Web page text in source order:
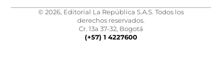
© 2026, Editorial La República S.A.S. Todos los
derechos reservados.
Cr. 13a 37-32, Bogotá
(+57) 1 4227600